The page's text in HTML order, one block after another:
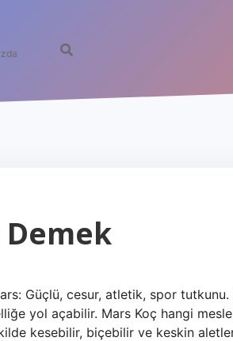
Demek
Güçlü, cesur, atletik, spor tutkunu.
yol açabilir. Mars Koç hangi
kesebilir, biçebilir ve keskin